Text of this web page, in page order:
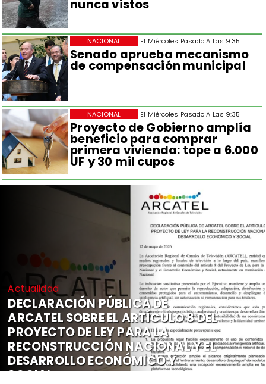
nunca vistos
El Miércoles Pasado A Las 9:35
Senado aprueba mecanismo
de compensación municipal
NACIONAL
El Miércoles Pasado A Las 9:35
Proyecto de Gobierno amplía
beneficio para comprar
primera vivienda: tope a 6.000
UF y 30 mil cupos
NACIONAL
Actualidad
DECLARACIÓN PÚBLICA DE
ARCATEL SOBRE EL ARTÍCULO 8 DEL
PROYECTO DE LEY PARA LA
RECONSTRUCCIÓN NACIONAL Y EL
DESARROLLO ECONÓMICO Y
SOCIAL